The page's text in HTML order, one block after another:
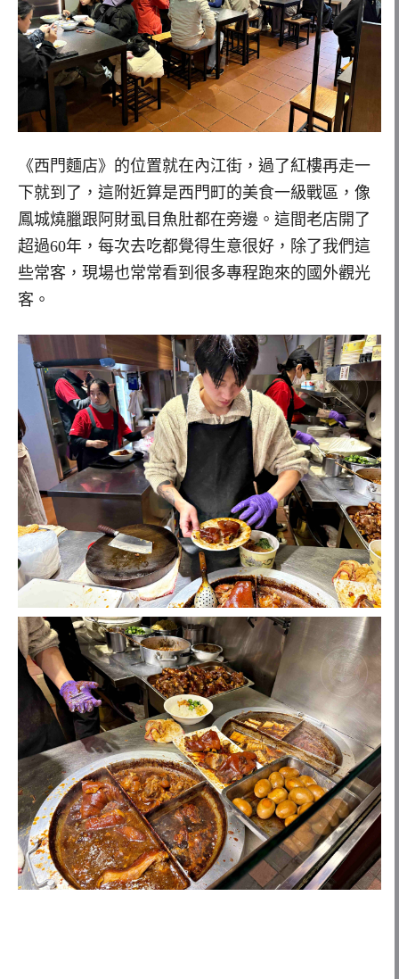
《西門麵店》的位置就在內江街，過了紅樓再走一
下就到了，這附近算是西門町的美食一級戰區，像
鳳城燒臘跟阿財虱目魚肚都在旁邊。這間老店開了
超過60年，每次去吃都覺得生意很好，除了我們這
些常客，現場也常常看到很多專程跑來的國外觀光
客。